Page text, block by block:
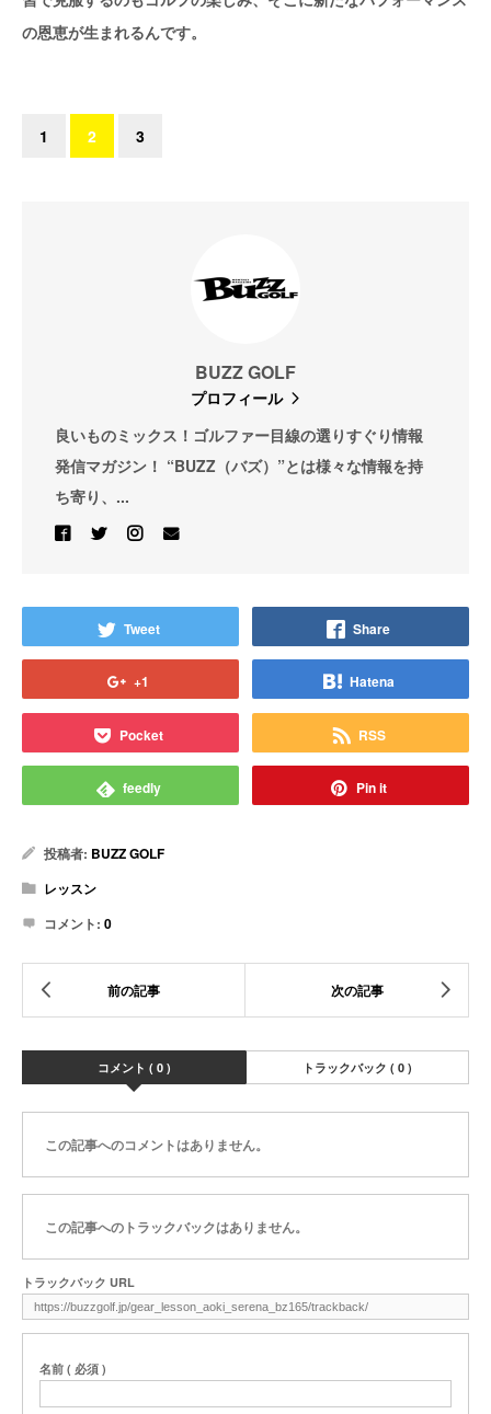
の恩恵が生まれるんです。
1 2 3
BUZZ GOLF
プロフィール
良いものミックス！ゴルファー目線の選りすぐり情報
発信マガジン！ “BUZZ（バズ）”とは様々な情報を持
ち寄り、...
Tweet Share
+1 Hatena
Pocket RSS
feedly Pin it
投稿者: BUZZ GOLF
レッスン
コメント: 0
コメント ( 0 ) トラックバック ( 0 )
この記事へのコメントはありません。
この記事へのトラックバックはありません。
トラックバック URL
名前 ( 必須 )